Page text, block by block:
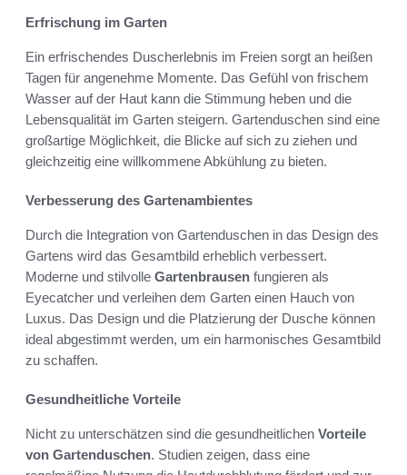
Erfrischung im Garten
Ein erfrischendes Duscherlebnis im Freien sorgt an heißen
Tagen für angenehme Momente. Das Gefühl von frischem
Wasser auf der Haut kann die Stimmung heben und die
Lebensqualität im Garten steigern. Gartenduschen sind eine
großartige Möglichkeit, die Blicke auf sich zu ziehen und
gleichzeitig eine willkommene Abkühlung zu bieten.
Verbesserung des Gartenambientes
Durch die Integration von Gartenduschen in das Design des
Gartens wird das Gesamtbild erheblich verbessert.
Moderne und stilvolle Gartenbrausen fungieren als
Eyecatcher und verleihen dem Garten einen Hauch von
Luxus. Das Design und die Platzierung der Dusche können
ideal abgestimmt werden, um ein harmonisches Gesamtbild
zu schaffen.
Gesundheitliche Vorteile
Nicht zu unterschätzen sind die gesundheitlichen Vorteile
von Gartenduschen. Studien zeigen, dass eine